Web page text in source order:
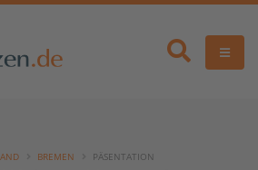
BREMEN PÄSENTATION